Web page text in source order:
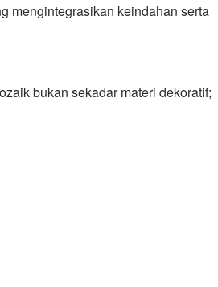
mengintegrasikan keindahan serta
bukan sekadar materi dekoratif;